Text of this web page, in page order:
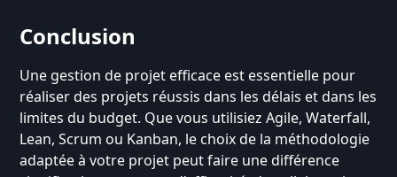
Conclusion
Une gestion de projet efficace est essentielle pour
réaliser des projets réussis dans les délais et dans les
limites du budget. Que vous utilisiez Agile, Waterfall,
Lean, Scrum ou Kanban, le choix de la méthodologie
adaptée à votre projet peut faire une différence